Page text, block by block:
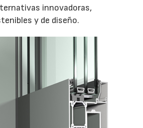
innovadoras,
y de diseño.